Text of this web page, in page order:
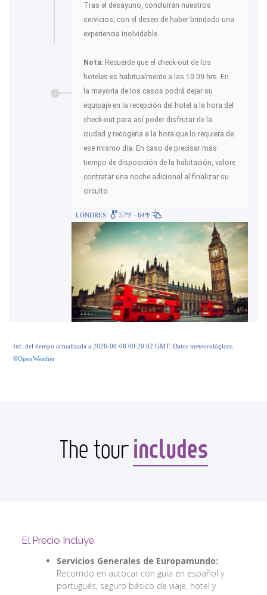
Tras el desayuno, concluirán nuestros
servicios, con el deseo de haber brindado una
experiencia inolvidable.
Nota: Recuerde que el check-out de los
hoteles es habitualmente a las 10.00 hrs. En
la mayoría de los casos podrá dejar su
equipaje en la recepción del hotel a la hora del
check-out para así poder disfrutar de la
ciudad y recogerla a la hora que lo requiera de
ese mismo día. En caso de precisar más
tiempo de disposición de la habitación, valore
contratar una noche adicional al finalizar su
circuito.
LONDRES 57ºF - 64ºF
Inf. del tiempo actualizada a 2026-08-08 00:20:02 GMT. Datos meteorológicos
©OpenWeather
The tourincludes
El Precio Incluye
Servicios Generales de Europamundo:
Recorrido en autocar con guía en español y
portugués, seguro básico de viaje, hotel y